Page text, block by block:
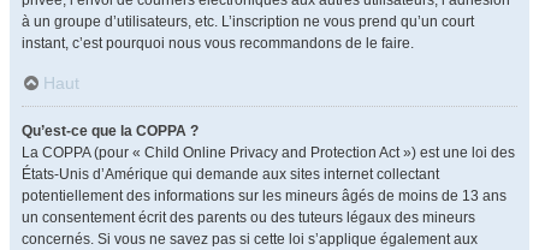
à un groupe d’utilisateurs, etc. L’inscription ne vous prend qu’un court
instant, c’est pourquoi nous vous recommandons de le faire.
Haut
Qu’est-ce que la COPPA ?
La COPPA (pour « Child Online Privacy and Protection Act ») est une loi des
États-Unis d’Amérique qui demande aux sites internet collectant
potentiellement des informations sur les mineurs âgés de moins de 13 ans
un consentement écrit des parents ou des tuteurs légaux des mineurs
concernés. Si vous ne savez pas si cette loi s’applique également aux